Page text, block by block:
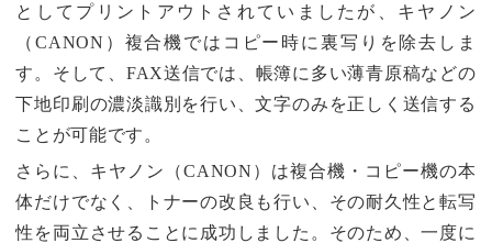
としてプリントアウトされていましたが、キヤノン
（CANON）複合機ではコピー時に裏写りを除去しま
す。そして、FAX送信では、帳簿に多い薄青原稿などの
下地印刷の濃淡識別を行い、文字のみを正しく送信する
ことが可能です。
さらに、キヤノン（CANON）は複合機・コピー機の本
体だけでなく、トナーの改良も行い、その耐久性と転写
性を両立させることに成功しました。そのため、一度に